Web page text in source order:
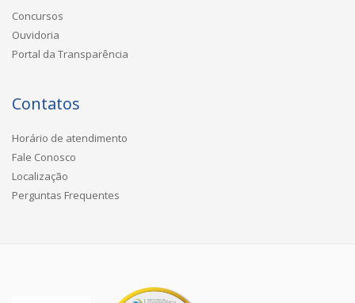
Concursos
Ouvidoria
Portal da Transparência
Contatos
Horário de atendimento
Fale Conosco
Localização
Perguntas Frequentes